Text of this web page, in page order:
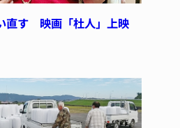
直す 映画「杜人」上映